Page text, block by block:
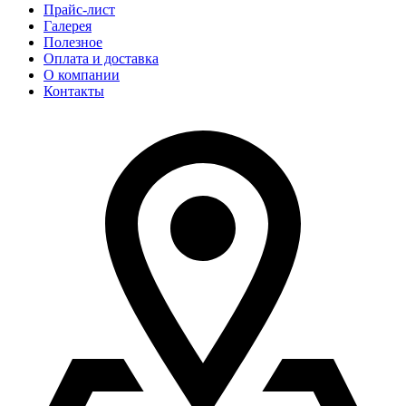
Прайс-лист
Галерея
Полезное
Оплата и доставка
О компании
Контакты